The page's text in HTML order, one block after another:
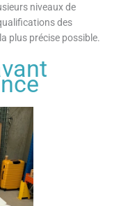
niveaux de
des
plus précise possible.